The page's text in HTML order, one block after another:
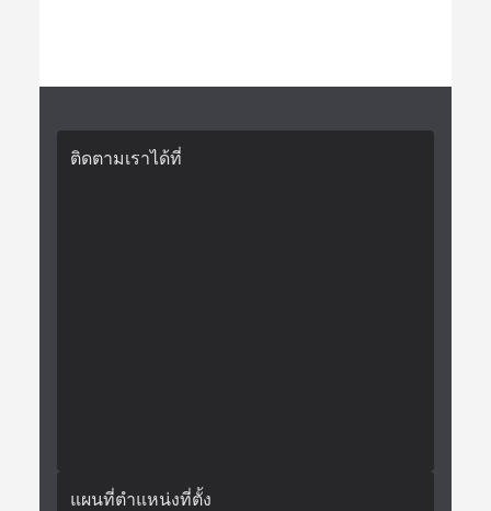
ติดตามเราได้ที่
แผนที่ตำแหน่งที่ตั้ง